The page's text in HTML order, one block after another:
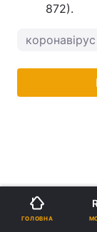
872).
коронавірус
ГОЛОВНА